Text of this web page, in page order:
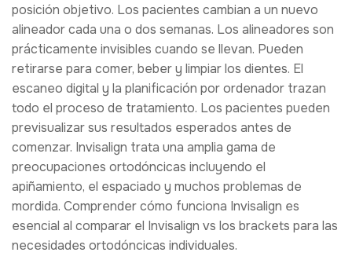
posición objetivo. Los pacientes cambian a un nuevo
alineador cada una o dos semanas. Los alineadores son
prácticamente invisibles cuando se llevan. Pueden
retirarse para comer, beber y limpiar los dientes. El
escaneo digital y la planificación por ordenador trazan
todo el proceso de tratamiento. Los pacientes pueden
previsualizar sus resultados esperados antes de
comenzar. Invisalign trata una amplia gama de
preocupaciones ortodóncicas incluyendo el
apiñamiento, el espaciado y muchos problemas de
mordida. Comprender cómo funciona Invisalign es
esencial al comparar el Invisalign vs los brackets para las
necesidades ortodóncicas individuales.